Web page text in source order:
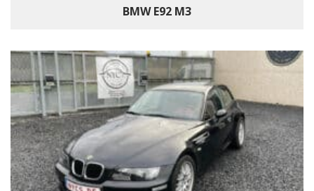
BMW E92 M3